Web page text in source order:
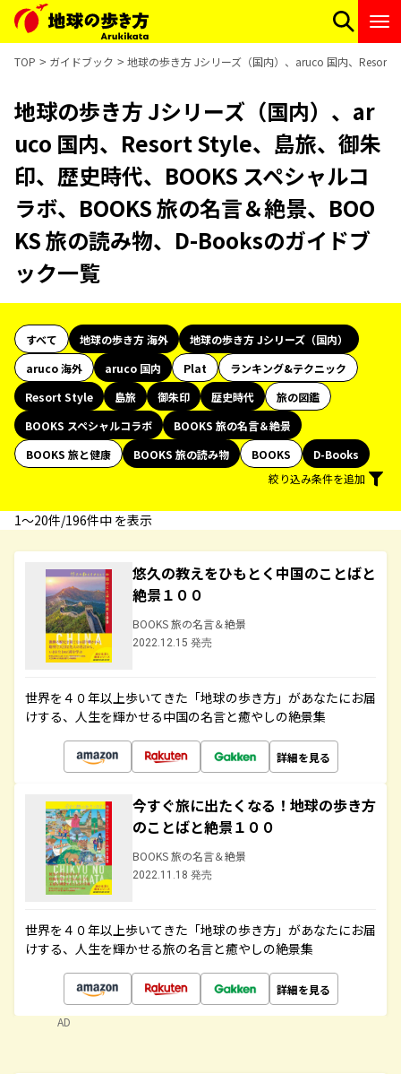
TOP ガイドブック 地球の歩き方 Jシリーズ（国内）、aruco 国内、Resort
地球の歩き方 Jシリーズ（国内）、ar
uco 国内、Resort Style、島旅、御朱
印、歴史時代、BOOKS スペシャルコ
ラボ、BOOKS 旅の名言＆絶景、BOO
KS 旅の読み物、D-Booksのガイドブ
ック一覧
すべて 地球の歩き方 海外
地球の歩き方 Jシリーズ（国内）
aruco 海外
aruco 国内 Plat
ランキング&テクニック
Resort Style
島旅 御朱印 歴史時代
旅の図鑑
BOOKS スペシャルコラボ
BOOKS 旅の名言＆絶景
BOOKS 旅と健康
BOOKS 旅の読み物 BOOKS
D-Books
絞り込み条件を追加
1〜20件/196件中 を表示
悠久の教えをひもとく中国のことばと
絶景１００
BOOKS 旅の名言＆絶景
2022.12.15 発売
世界を４０年以上歩いてきた「地球の歩き方」があなたにお届
けする、人生を輝かせる中国の名言と癒やしの絶景集
詳細を見る
今すぐ旅に出たくなる！地球の歩き方
のことばと絶景１００
BOOKS 旅の名言＆絶景
2022.11.18 発売
世界を４０年以上歩いてきた「地球の歩き方」があなたにお届
けする、人生を輝かせる旅の名言と癒やしの絶景集
詳細を見る
AD